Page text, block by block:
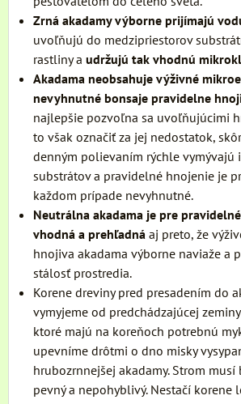
Zrná akadamy výborne prijímajú
uvoľňujú do medzipriestorov
rastliny a udržujú tak vhodnú
Akadama neobsahuje výživné
nevyhnutné bonsaje pravidelne
najlepšie pozvoľna sa uvoľňujúcimi
to však označiť za jej nedostatok,
denným polievaním rýchle vymývajú
substrátov a pravidelné hnojenie je
každom prípade nevyhnutné.
Neutrálna akadama je pre
vhodná a prehľadná aj preto, že
hnojiva akadama výborne naviaže a
stálosť prostredia.
Korene dreviny pred presadením do
vymyjeme od predchádzajúcej
ktoré majú na koreňoch potrebnú
upevníme drôtmi o dno misky
hrubozrnnejšej akadamy. Strom musí
pevný a nepohyblivý. Nestačí korene